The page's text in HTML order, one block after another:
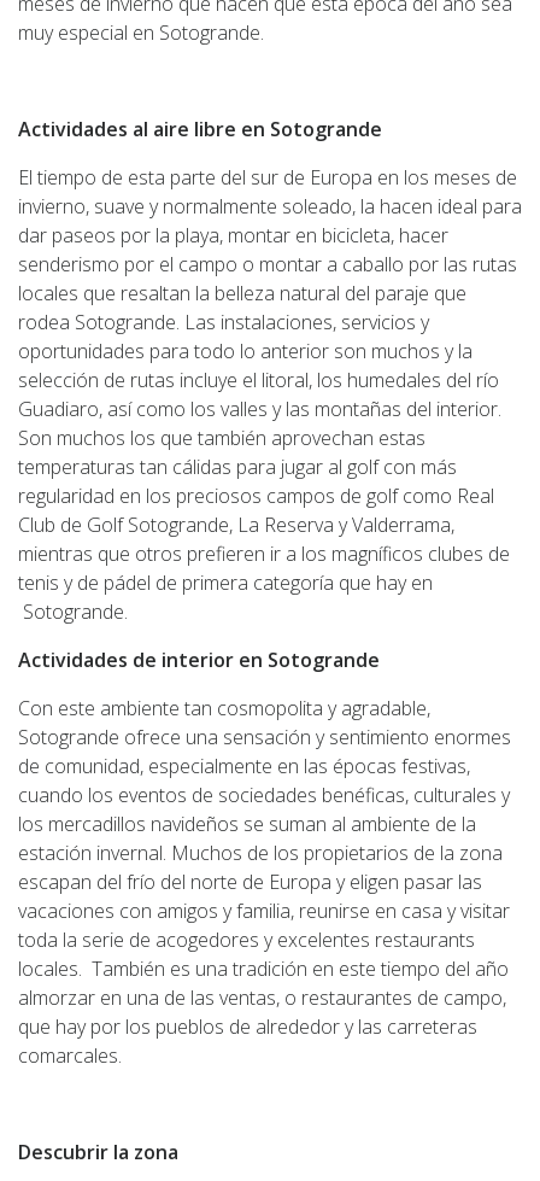
muy especial en Sotogrande.
Actividades al aire libre en Sotogrande
El tiempo de esta parte del sur de Europa en los meses de
invierno, suave y normalmente soleado, la hacen ideal para
dar paseos por la playa, montar en bicicleta, hacer
senderismo por el campo o montar a caballo por las rutas
locales que resaltan la belleza natural del paraje que
rodea Sotogrande. Las instalaciones, servicios y
oportunidades para todo lo anterior son muchos y la
selección de rutas incluye el litoral, los humedales del río
Guadiaro, así como los valles y las montañas del interior.
Son muchos los que también aprovechan estas
temperaturas tan cálidas para jugar al golf con más
regularidad en los preciosos campos de golf como Real
Club de Golf Sotogrande, La Reserva y Valderrama,
mientras que otros prefieren ir a los magníficos clubes de
tenis y de pádel de primera categoría que hay en
Sotogrande.
Actividades de interior en Sotogrande
Con este ambiente tan cosmopolita y agradable,
Sotogrande ofrece una sensación y sentimiento enormes
de comunidad, especialmente en las épocas festivas,
cuando los eventos de sociedades benéficas, culturales y
los mercadillos navideños se suman al ambiente de la
estación invernal. Muchos de los propietarios de la zona
escapan del frío del norte de Europa y eligen pasar las
vacaciones con amigos y familia, reunirse en casa y visitar
toda la serie de acogedores y excelentes restaurants
locales. También es una tradición en este tiempo del año
almorzar en una de las ventas, o restaurantes de campo,
que hay por los pueblos de alrededor y las carreteras
comarcales.
Descubrir la zona